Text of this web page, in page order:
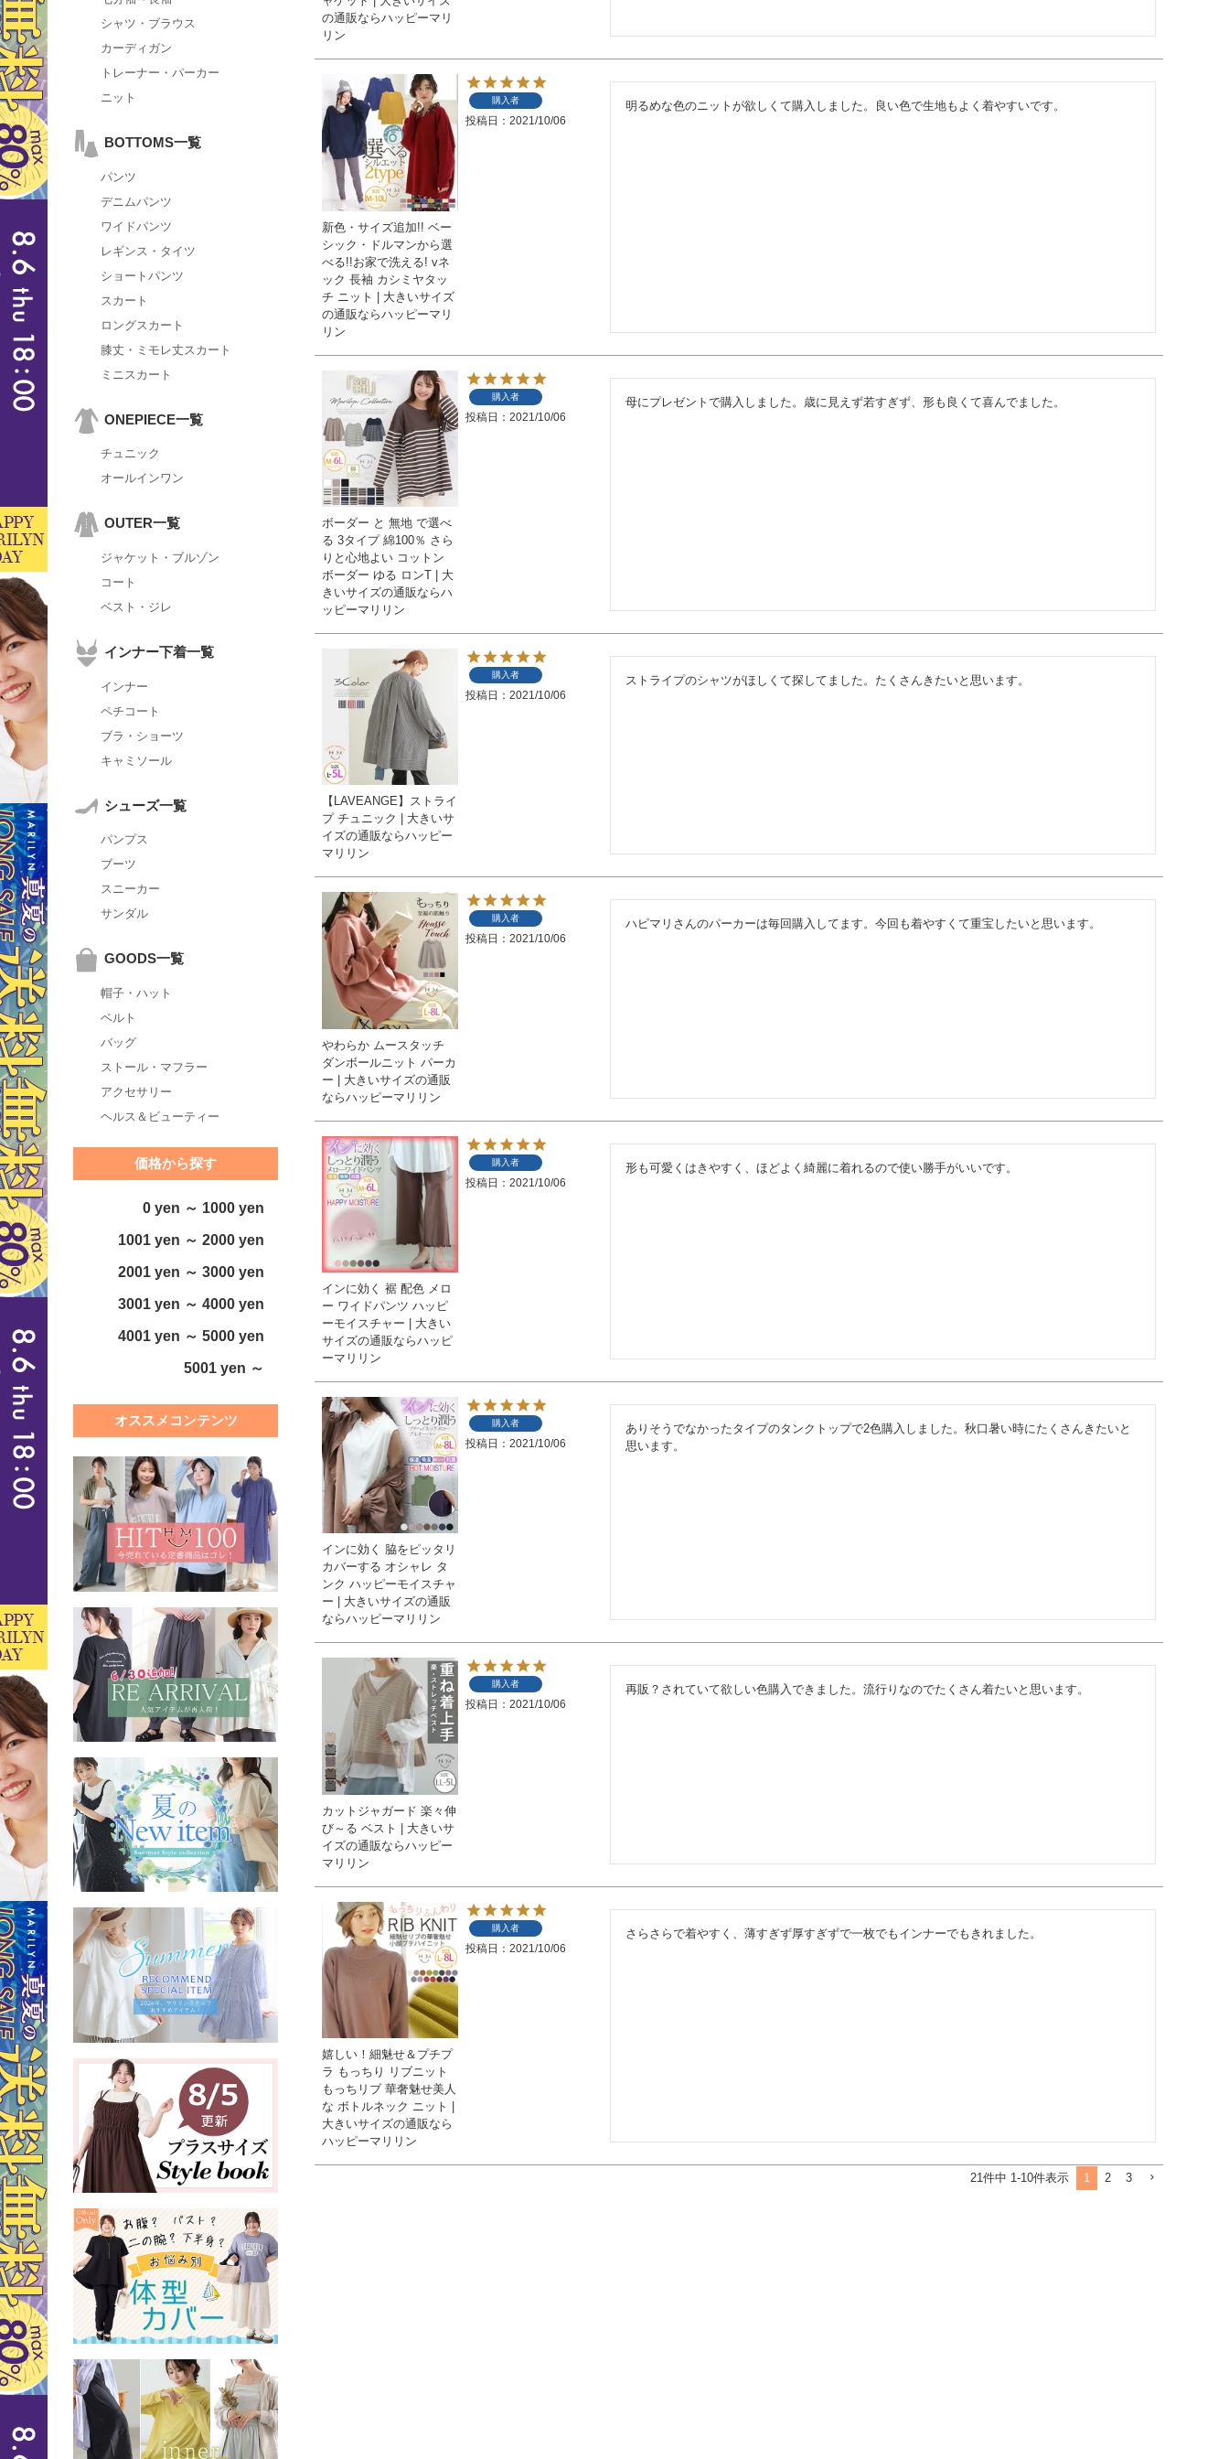
シャツ・ブラウス
カーディガン
トレーナー・パーカー
ニット
BOTTOMS一覧
パンツ
デニムパンツ
ワイドパンツ
レギンス・タイツ
ショートパンツ
スカート
ロングスカート
膝丈・ミモレ丈スカート
ミニスカート
ONEPIECE一覧
チュニック
オールインワン
OUTER一覧
ジャケット・ブルゾン
コート
ベスト・ジレ
インナー下着一覧
インナー
ペチコート
ブラ・ショーツ
キャミソール
シューズ一覧
パンプス
ブーツ
スニーカー
サンダル
GOODS一覧
帽子・ハット
ベルト
バッグ
ストール・マフラー
アクセサリー
ヘルス＆ビューティー
価格から探す
0 yen ～ 1000 yen
1001 yen ～ 2000 yen
2001 yen ～ 3000 yen
3001 yen ～ 4000 yen
4001 yen ～ 5000 yen
5001 yen ～
オススメコンテンツ
の通販ならハッピーマリ
リン
新色・サイズ追加!! ベー
シック・ドルマンから選
べる!!お家で洗える! vネ
ック 長袖 カシミヤタッ
チ ニット | 大きいサイズ
の通販ならハッピーマリ
リン
購入者
投稿日 2021/10/06
明るめな色のニットが欲しくて購入しました。良い色で生地もよく着やすいです。
ボーダー と 無地 で選べ
る 3タイプ 綿100％ さら
りと心地よい コットン
ボーダー ゆる ロンT | 大
きいサイズの通販ならハ
ッピーマリリン
購入者
投稿日 2021/10/06
母にプレゼントで購入しました。歳に見えず若すぎず、形も良くて喜んでました。
【LAVEANGE】ストライ
プ チュニック | 大きいサ
イズの通販ならハッピー
マリリン
購入者
投稿日 2021/10/06
ストライプのシャツがほしくて探してました。たくさんきたいと思います。
やわらか ムースタッチ
ダンボールニット パーカ
ー | 大きいサイズの通販
ならハッピーマリリン
購入者
投稿日 2021/10/06
ハピマリさんのパーカーは毎回購入してます。今回も着やすくて重宝したいと思います。
インに効く 裾 配色 メロ
ー ワイドパンツ ハッピ
ーモイスチャー | 大きい
サイズの通販ならハッピ
ーマリリン
購入者
投稿日 2021/10/06
形も可愛くはきやすく、ほどよく綺麗に着れるので使い勝手がいいです。
インに効く 脇をピッタリ
カバーする オシャレ タ
ンク ハッピーモイスチャ
ー | 大きいサイズの通販
ならハッピーマリリン
購入者
投稿日 2021/10/06
ありそうでなかったタイプのタンクトップで2色購入しました。秋口暑い時にたくさんきたいと
思います。
カットジャガード 楽々伸
び～る ベスト | 大きいサ
イズの通販ならハッピー
マリリン
購入者
投稿日 2021/10/06
再販？されていて欲しい色購入できました。流行りなのでたくさん着たいと思います。
嬉しい！細魅せ＆プチプ
ラ もっちり リブニット
もっちリブ 華奢魅せ美人
な ボトルネック ニット |
大きいサイズの通販なら
ハッピーマリリン
購入者
投稿日 2021/10/06
さらさらで着やすく、薄すぎず厚すぎずで一枚でもインナーでもきれました。
21件中 1-10件表示 1 2 3